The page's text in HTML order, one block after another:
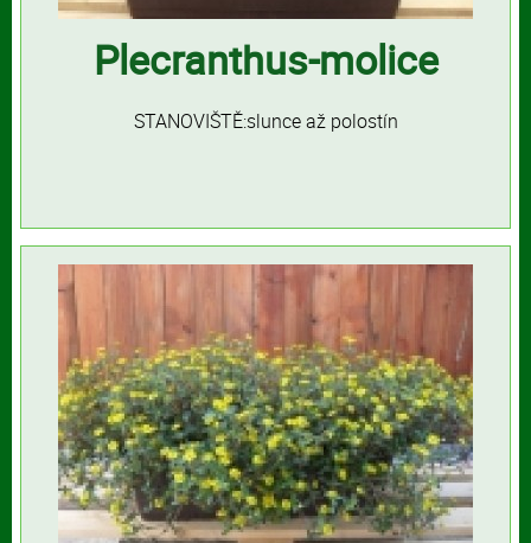
Plecranthus-molice
STANOVIŠTĚ:slunce až polostín